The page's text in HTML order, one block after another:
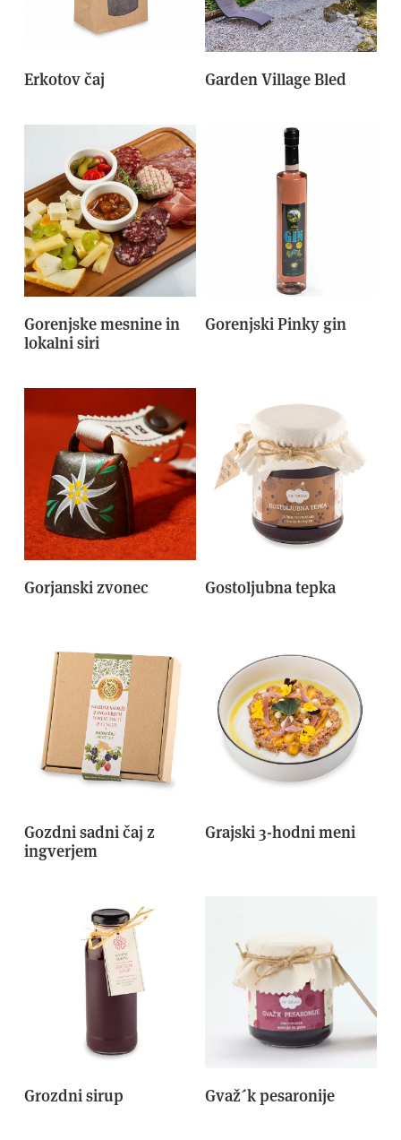
Erkotov čaj Garden Village Bled
Gorenjske mesnine in
lokalni siri
Gorenjski Pinky gin
Gorjanski zvonec Gostoljubna tepka
Gozdni sadni čaj z
ingverjem
Grajski 3-hodni meni
Grozdni sirup Gvaž´k pesaronije